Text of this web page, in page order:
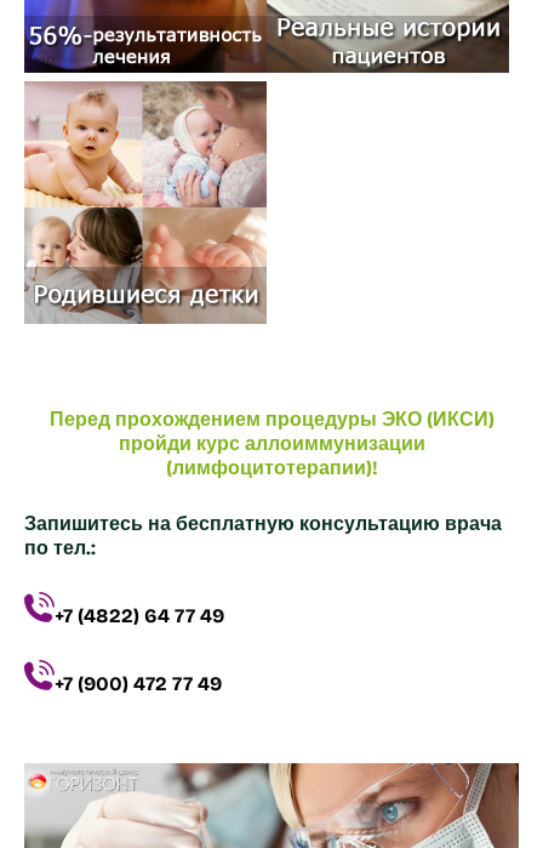
Перед прохождением процедуры ЭКО (ИКСИ)
пройди курс аллоиммунизации
(лимфоцитотерапии)!
Запишитесь на бесплатную консультацию врача
по тел.:
+7 (4822) 64 77 49
+7 (900) 472 77 49